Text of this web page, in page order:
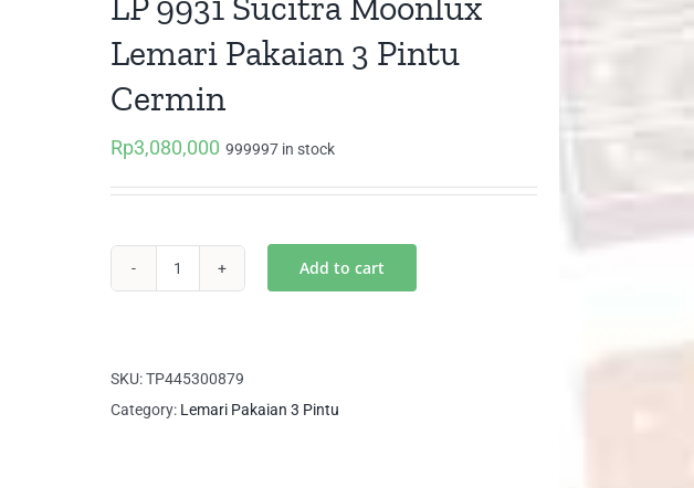
Lemari Pakaian 3 Pintu
Cermin
Rp3,080,000 999997 in stock
Moonlux
Lemari
Add to cart
SKU:TP445300879
Category: Lemari Pakaian 3 Pintu